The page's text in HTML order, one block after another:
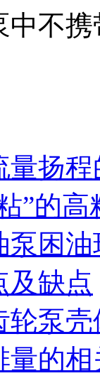
不携
量扬
”的高
泵困油
及缺点
轮泵壳
量的